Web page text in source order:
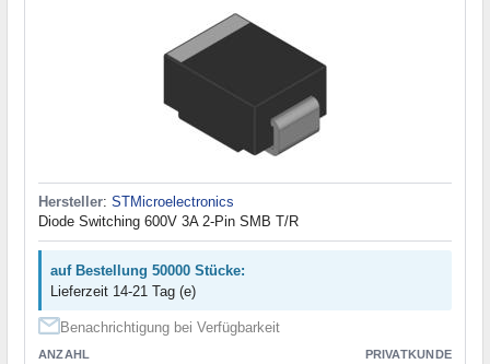
Hersteller: STMicroelectronics
Diode Switching 600V 3A 2-Pin SMB T/R
auf Bestellung 50000 Stücke:
Lieferzeit 14-21 Tag (e)
Benachrichtigung bei Verfügbarkeit
ANZAHL PRIVATKUNDE